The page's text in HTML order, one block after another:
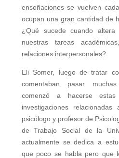
ensoñaciones se vuelven
ocupan una gran cantidad de
¿Qué sucede cuando altera
nuestras tareas
relaciones interpersonales?
Eli Somer, luego de tratar
comentaban pasar muchas
comenzó a hacerse
investigaciones
psicólogo y profesor de
de Trabajo Social de la
actualmente se dedica a
que poco se habla pero que